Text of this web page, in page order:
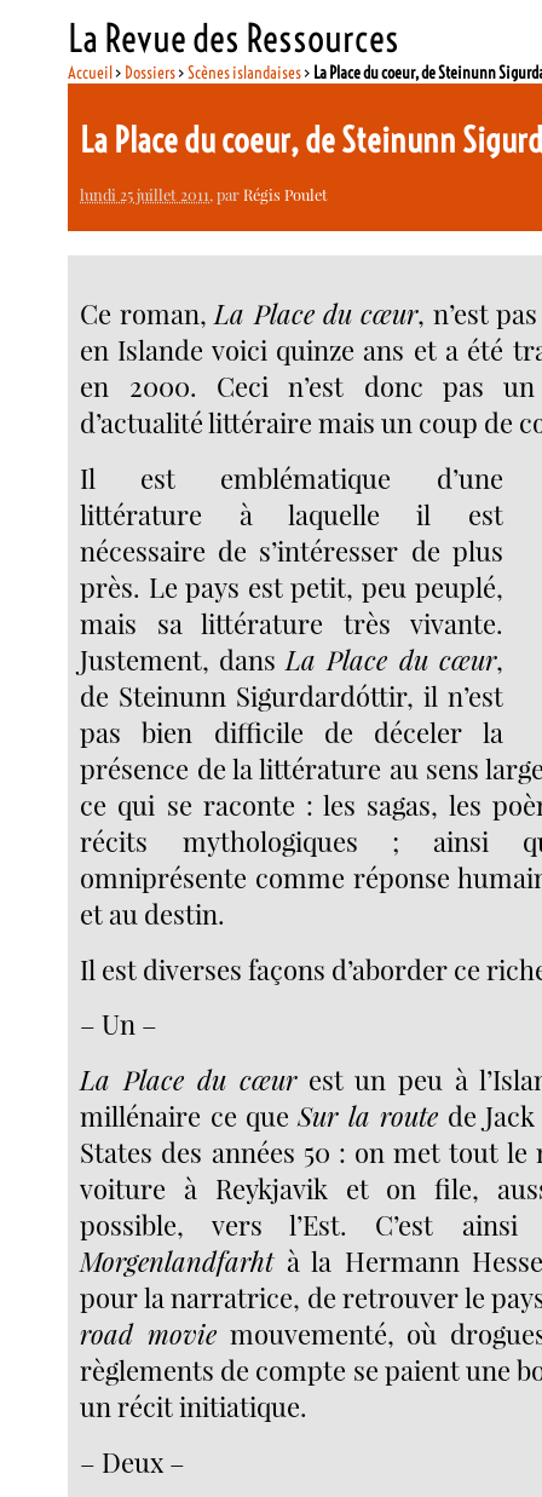
La Revue des Ressources
Accueil> Dossiers>Scènes islandaises> La Place du coeur, de Steinunn
La Place du coeur, de Steinunn
lundi 25 juillet 2011, parRégis Poulet
Ce roman,La Place du cœur, n’est
en Islande voici quinze ans et a été
en 2000. Ceci n’est donc pas
d’actualité littéraire mais un coup de
Il est emblématique d’une
littérature à laquelle il est
nécessaire de s’intéresser de plus
près. Le pays est petit, peu peuplé,
mais sa littérature très vivante.
Justement, dansLa Place du cœur,
de Steinunn Sigurdardóttir, il n’est
pas bien difficile de déceler la
présence de la littérature au sens
ce qui se raconte : les sagas, les
récits mythologiques ; ainsi
omniprésente comme réponse
et au destin.
Il est diverses façons d’aborder ce
– Un –
La Place du cœurest un peu à
millénaire ce queSur la route de
States des années 50 : on met tout le
voiture à Reykjavik et on file,
possible, vers l’Est. C’est
Morgenlandfarhtà la Hermann Hesse
pour la narratrice, de retrouver le pays
road moviemouvementé, où
règlements de compte se paient une
un récit initiatique.
– Deux –